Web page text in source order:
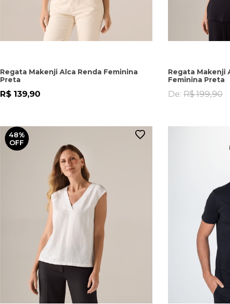
Regata Makenji Alca Renda Feminina
Preta
R$ 139,90
Regata Makenji
Feminina Preta
De: R$ 199,90
48%
OFF